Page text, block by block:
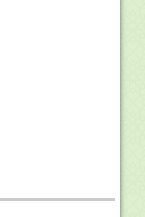
Makna Logo Hari Santri
2019-...